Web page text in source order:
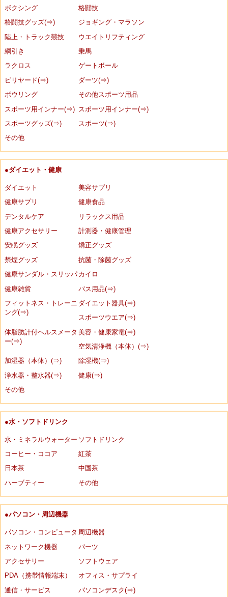
ボクシング
格闘技
格闘技グッズ(⇒)
ジョギング・マラソン
陸上・トラック競技
ウエイトリフティング
綱引き
乗馬
ラクロス
ゲートボール
ビリヤード(⇒)
ダーツ(⇒)
ボウリング
その他スポーツ用品
スポーツ用インナー(⇒)
スポーツ用インナー(⇒)
スポーツグッズ(⇒)
スポーツ(⇒)
その他
●ダイエット・健康
ダイエット
美容サプリ
健康サプリ
健康食品
デンタルケア
リラックス用品
健康アクセサリー
計測器・健康管理
安眠グッズ
矯正グッズ
禁煙グッズ
抗菌・除菌グッズ
健康サンダル・スリッパ カイロ
健康雑貨
バス用品(⇒)
フィットネス・トレーニ
ング(⇒)
ダイエット器具(⇒)
スポーツウエア(⇒)
体脂肪計付ヘルスメータ
ー(⇒)
美容・健康家電(⇒)
空気清浄機（本体）(⇒)
加湿器（本体）(⇒)
除湿機(⇒)
浄水器・整水器(⇒)
健康(⇒)
その他
●水・ソフトドリンク
水・ミネラルウォーター ソフトドリンク
コーヒー・ココア
紅茶
日本茶
中国茶
ハーブティー
その他
●パソコン・周辺機器
パソコン・コンピュータ 周辺機器
ネットワーク機器
パーツ
アクセサリー
ソフトウェア
PDA（携帯情報端末）
オフィス・サプライ
通信・サービス
パソコンデスク(⇒)